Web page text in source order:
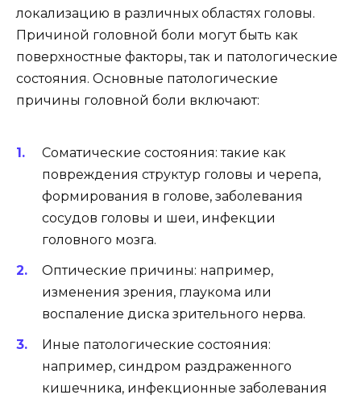
локализацию в различных областях головы.
Причиной головной боли могут быть как
поверхностные факторы, так и патологические
состояния. Основные патологические
причины головной боли включают:
Соматические состояния: такие как
повреждения структур головы и черепа,
формирования в голове, заболевания
сосудов головы и шеи, инфекции
головного мозга.
Оптические причины: например,
изменения зрения, глаукома или
воспаление диска зрительного нерва.
Иные патологические состояния:
например, синдром раздраженного
кишечника, инфекционные заболевания